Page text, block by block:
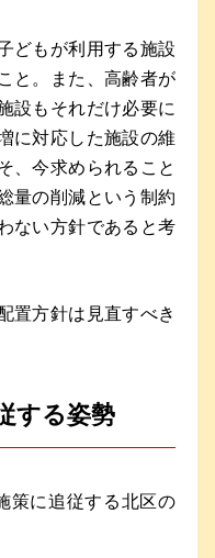
どもが利用する施設
と。また、高齢者が
設もそれだけ必要に
に対応した施設の維
、今求められること
量の削減という制約
ない方針であると考
置方針は見直すべき
する姿勢
策に追従する北区の